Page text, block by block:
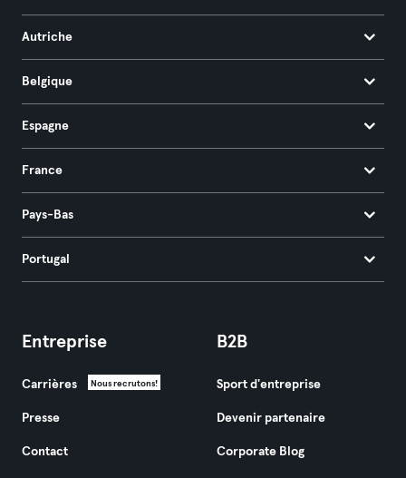
Autriche
Belgique
Espagne
France
Pays-Bas
Portugal
Entreprise
Carrières Nous recrutons!
Presse
Contact
B2B
Sport d'entreprise
Devenir partenaire
Corporate Blog